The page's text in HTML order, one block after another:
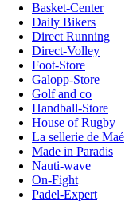
Basket-Center
Daily Bikers
Direct Running
Direct-Volley
Foot-Store
Galopp-Store
Golf and co
Handball-Store
House of Rugby
La sellerie de Maé
Made in Paradis
Nauti-wave
On-Fight
Padel-Expert